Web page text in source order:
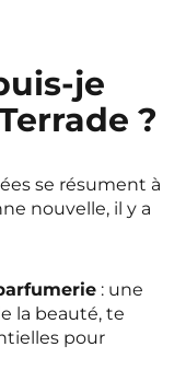
d'Ascq
je
?
se résument à
nouvelle, il y a
: une
la beauté, te
pour